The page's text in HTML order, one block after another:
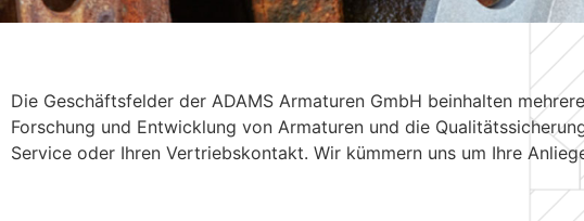
Die Geschäftsfelder der ADAMS Armaturen GmbH beinhalten
Forschung und Entwicklung von Armaturen und die
Service oder Ihren Vertriebskontakt. Wir kümmern uns um Ihre